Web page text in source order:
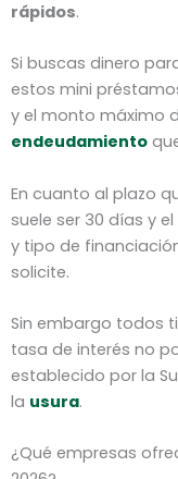
rápidos.
Si buscas dinero
estos mini
y el monto máximo
endeudamiento
En cuanto al plazo
suele ser 30 días y
y tipo de
solicite.
Sin embargo todos
tasa de interés no
establecido por la
la usura.
¿Qué empresas